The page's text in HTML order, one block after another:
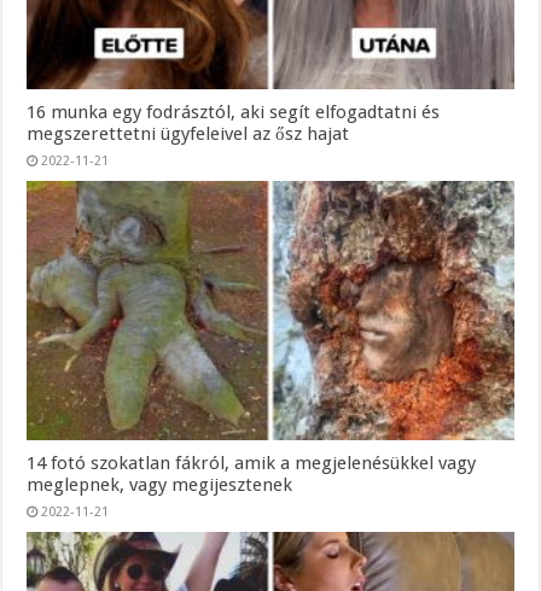
16 munka egy fodrásztól, aki segít elfogadtatni és
megszerettetni ügyfeleivel az ősz hajat
2022-11-21
14 fotó szokatlan fákról, amik a megjelenésükkel vagy
meglepnek, vagy megijesztenek
2022-11-21